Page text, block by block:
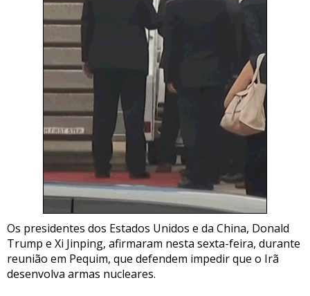
Os presidentes dos Estados Unidos e da China, Donald
Trump e Xi Jinping, afirmaram nesta sexta-feira, durante
reunião em Pequim, que defendem impedir que o Irã
desenvolva armas nucleares.